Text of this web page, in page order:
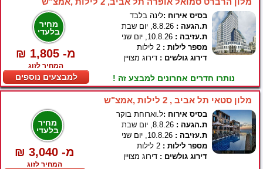
מחיר
בלעדי
₪ 1,805 -מ
המחיר לזוג
למבצעים נוספים
בסיס אירוח :לינה בלבד
ת.הגעה :
ת.עזיבה :
מספר לילות :
דירוג גולשים : דירוג מצויין
נותרו חדרים אחרונים למבצע זה !
מלון סטאי תל אביב , 2 לילות ,אמצ"ש
מחיר
בלעדי
₪ 3,040 -מ
המחיר לזוג
בסיס אירוח :ל.וארוחת בוקר
ת.הגעה :
ת.עזיבה :
מספר לילות :
דירוג גולשים : דירוג מצויין